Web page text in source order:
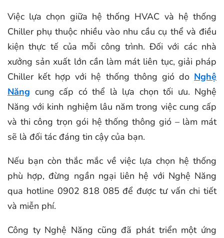
Việc lựa chọn giữa hệ thống HVAC và hệ thống
Chiller phụ thuộc nhiều vào nhu cầu cụ thể và điều
kiện thực tế của mỗi công trình. Đối với các nhà
xưởng sản xuất lớn cần làm mát liên tục, giải pháp
Chiller kết hợp với hệ thống thông gió do Nghệ
Năng cung cấp có thể là lựa chọn tối ưu. Nghệ
Năng với kinh nghiệm lâu năm trong việc cung cấp
và thi công trọn gói hệ thống thông gió – làm mát
sẽ là đối tác đáng tin cậy của bạn.
Nếu bạn còn thắc mắc về việc lựa chọn hệ thống
phù hợp, đừng ngần ngại liên hệ với Nghệ Năng
qua hotline 0902 818 085 để được tư vấn chi tiết
và miễn phí.
Công ty Nghệ Năng cũng đã phát triển một ứng